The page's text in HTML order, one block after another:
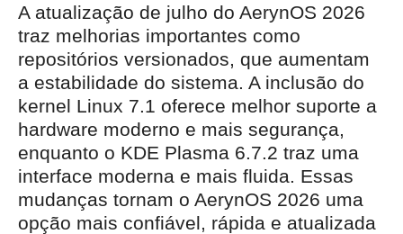
A atualização de julho do AerynOS 2026
traz melhorias importantes como
repositórios versionados, que aumentam
a estabilidade do sistema. A inclusão do
kernel Linux 7.1 oferece melhor suporte a
hardware moderno e mais segurança,
enquanto o KDE Plasma 6.7.2 traz uma
interface moderna e mais fluida. Essas
mudanças tornam o AerynOS 2026 uma
opção mais confiável, rápida e atualizada